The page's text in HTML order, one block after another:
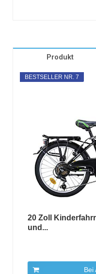
Produkt
BESTSELLER NR. 7
20 Zoll
und...
Bei